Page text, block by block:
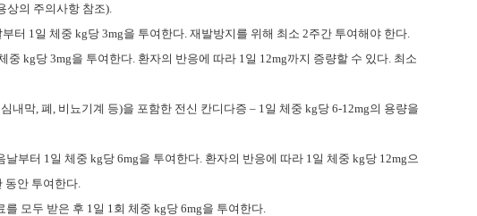
상의 주의사항 참조).
터 1일 체중 kg당 3mg을 투여한다. 재발방지를 위해 최소 2주간 투여해야 한다.
kg당 3mg을 투여한다. 환자의 반응에 따라 1일 12mg까지 증량할 수 있다. 최소
막, 폐, 비뇨기계 등)을 포함한 전신 칸디다증 – 1일 체중 kg당 6-12mg의 용량을
부터 1일 체중 kg당 6mg을 투여한다. 환자의 반응에 따라 1일 체중 kg당 12mg으
동안 투여한다.
모두 받은 후 1일 1회 체중 kg당 6mg을 투여한다.